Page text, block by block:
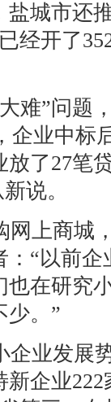
城市还
经开了
难”问题
企业中标
了27笔
说。
网上商城
“以前
在研究
少。”
业发展
企业